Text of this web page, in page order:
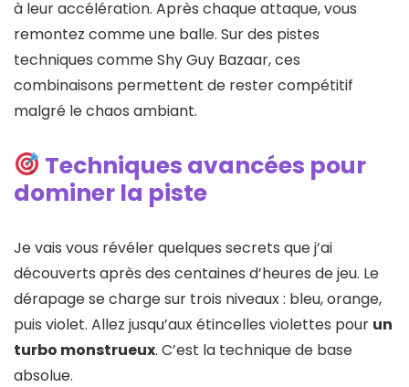
à leur accélération. Après chaque attaque, vous
remontez comme une balle. Sur des pistes
techniques comme Shy Guy Bazaar, ces
combinaisons permettent de rester compétitif
malgré le chaos ambiant.
Techniques avancées pour
dominer la piste
Je vais vous révéler quelques secrets que j’ai
découverts après des centaines d’heures de jeu. Le
dérapage se charge sur trois niveaux : bleu, orange,
puis violet. Allez jusqu’aux étincelles violettes pour un
turbo monstrueux. C’est la technique de base
absolue.